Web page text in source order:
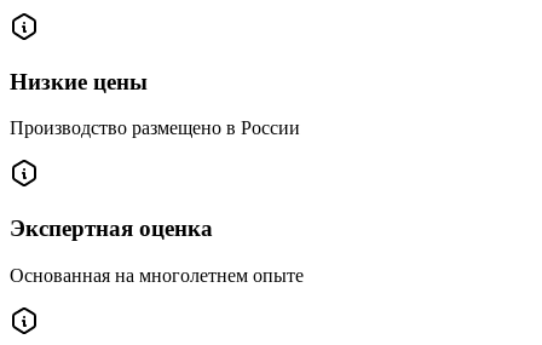
Низкие цены
Производство размещено в России
Экспертная оценка
Основанная на многолетнем опыте